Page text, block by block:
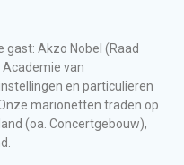
gast: Akzo Nobel (Raad
Academie van
en particulieren
marionetten traden op
(oa. Concertgebouw),